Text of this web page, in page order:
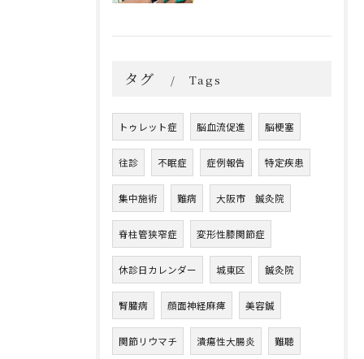
タグ Tags
トゥレット症 脳血流促進 脳梗塞
往診 不眠症 症例報告 特定疾患
集中施術 難病 大阪市 鍼灸院
脊柱管狭窄症 変形性膝関節症
休診日カレンダー 城東区 鍼灸院
腎臓病 顔面神経麻痺 美容鍼
関節リウマチ 潰瘍性大腸炎 難聴